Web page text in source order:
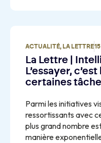
ACTUALITÉ, LA LETTRE
La Lettre |
L’essayer,
certaines
Parmi les initiatives
ressortissants avec
plus grand nombre
manière